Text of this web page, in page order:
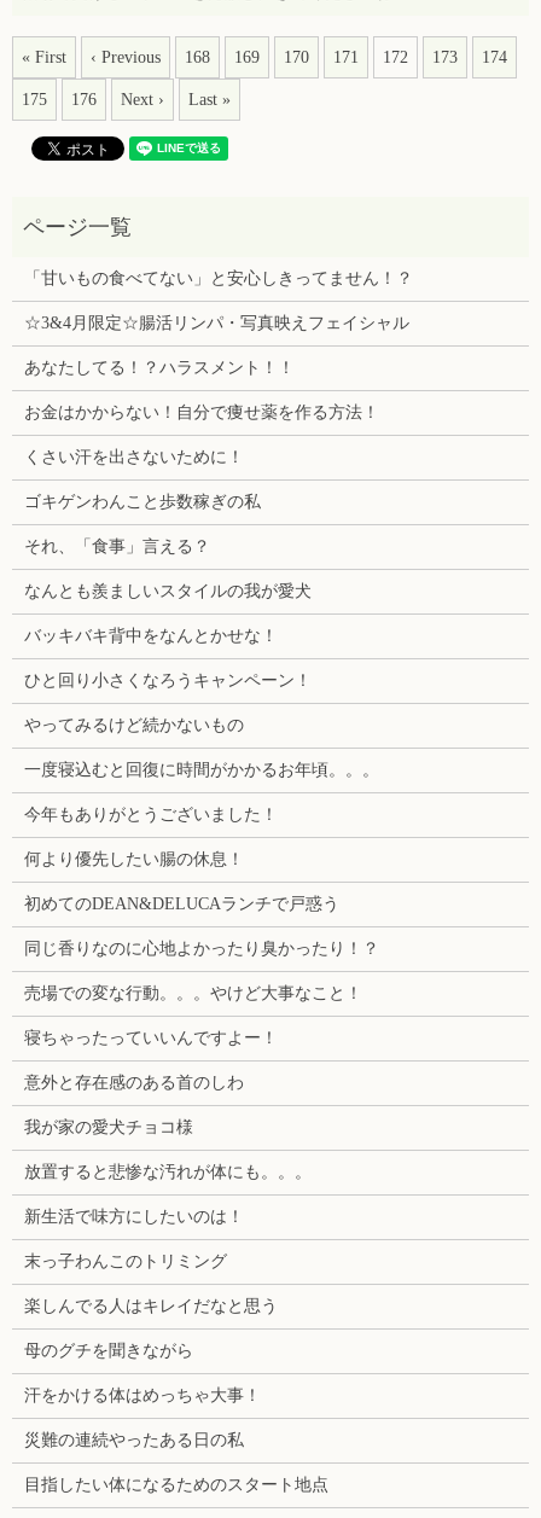
« First ‹ Previous 168 169 170 171 172 173 174
175 176 Next › Last »
「甘いもの食べてない」と安心しきってません！？
☆3&4月限定☆腸活リンパ・写真映えフェイシャル
あなたしてる！？ハラスメント！！
お金はかからない！自分で痩せ薬を作る方法！
くさい汗を出さないために！
ゴキゲンわんこと歩数稼ぎの私
それ、「食事」言える？
なんとも羨ましいスタイルの我が愛犬
バッキバキ背中をなんとかせな！
ひと回り小さくなろうキャンペーン！
やってみるけど続かないもの
一度寝込むと回復に時間がかかるお年頃。。。
今年もありがとうございました！
何より優先したい腸の休息！
初めてのDEAN&DELUCAランチで戸惑う
同じ香りなのに心地よかったり臭かったり！？
売場での変な行動。。。やけど大事なこと！
寝ちゃったっていいんですよー！
意外と存在感のある首のしわ
我が家の愛犬チョコ様
放置すると悲惨な汚れが体にも。。。
新生活で味方にしたいのは！
末っ子わんこのトリミング
楽しんでる人はキレイだなと思う
母のグチを聞きながら
汗をかける体はめっちゃ大事！
災難の連続やったある日の私
目指したい体になるためのスタート地点